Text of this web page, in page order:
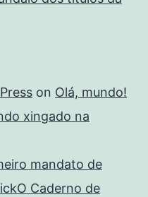
on Olá, mundo!
xingado na
mandato de
Caderno de